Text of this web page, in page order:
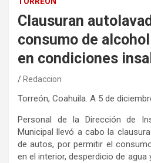
Clausuran
consumo de
en condiciones
Redaccion
Torreón, Coahuila. A 5 de dicie
Personal de laDirección de
Municipal
llevó a cabo la
de autos, por permitir el
en el interior, desperdicio de agua